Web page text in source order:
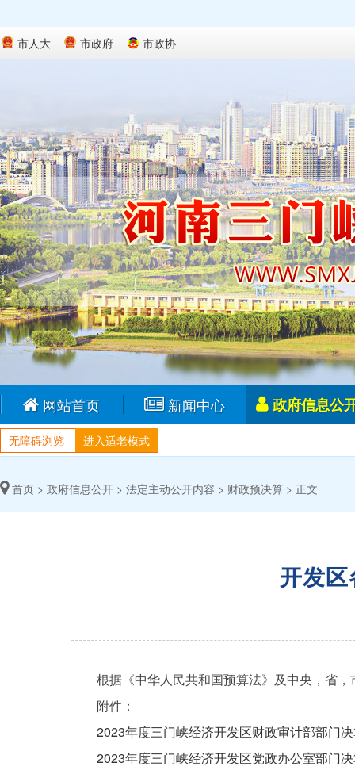
市人大 市政府 市政协
网站首页 新闻中心 政府信息公
无障碍浏览 进入适老模式
首页 > 政府信息公开 > 法定主动公开内容 > 财政预决算 > 正文
开发区
根据《中华人民共和国预算法》及中央，省，
附件：
2023年度三门峡经济开发区财政审计部部门
2023年度三门峡经济开发区党政办公室部门